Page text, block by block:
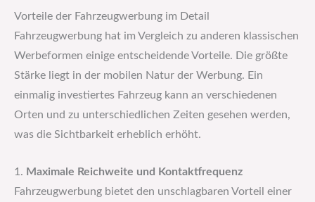
Vorteile der Fahrzeugwerbung im Detail
Fahrzeugwerbung hat im Vergleich zu anderen klassischen
Werbeformen einige entscheidende Vorteile. Die größte
Stärke liegt in der mobilen Natur der Werbung. Ein
einmalig investiertes Fahrzeug kann an verschiedenen
Orten und zu unterschiedlichen Zeiten gesehen werden,
was die Sichtbarkeit erheblich erhöht.
1. Maximale Reichweite und Kontaktfrequenz
Fahrzeugwerbung bietet den unschlagbaren Vorteil einer